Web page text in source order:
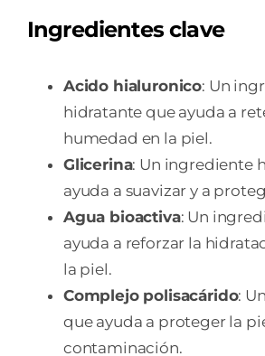
Ingredientes clave
Acido hialuronico: Un
hidratante que ayuda a
humedad en la piel.
Glicerina: Un ingrediente
ayuda a suavizar y a
Agua bioactiva: Un
ayuda a reforzar la
la piel.
Complejo polisacárido:
que ayuda a proteger la
contaminación.